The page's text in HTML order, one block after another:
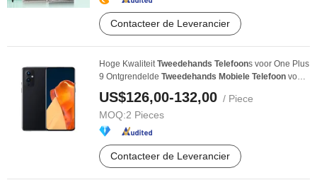
Contacteer de Leverancier
Hoge KwaliteitTweedehands Telefoons voor One Plus
9 Ontgrendelde Tweedehands Mobiele Telefoon voor
US$126,00-132,00 / Piece
MOQ:2 Pieces
Contacteer de Leverancier